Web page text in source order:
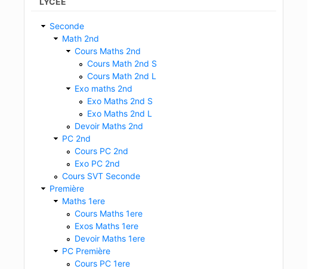
Seconde
Math 2nd
Cours Maths 2nd
Cours Math 2nd S
Cours Math 2nd L
Exo maths 2nd
Exo Maths 2nd S
Exo Maths 2nd L
Devoir Maths 2nd
PC 2nd
Cours PC 2nd
Exo PC 2nd
Cours SVT Seconde
Première
Maths 1ere
Cours Maths 1ere
Exos Maths 1ere
Devoir Maths 1ere
PC Première
Cours PC 1ere